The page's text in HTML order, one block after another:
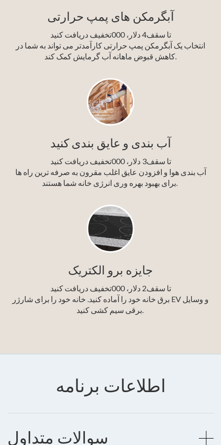
آبگرمکن های پمپ حرارتی
تا سقف4 دلار، 000تخفیف دریافت کنید
انتخاب یک آبگرمکن پمپ حرارتی کارآمدتر می تواند به شما در
آب بندی و عایق بندی کنید
تا سقف3 دلار، 000تخفیف دریافت کنید
آب بندی هوا و افزودن عایق اغلب مقرون به صرفه ترین راه ها
برای بهبود بهره وری انرژی خانه شما هستند.
جایزه برو الکتریک
تا سقف2 دلار، 000تخفیف دریافت کنید
برق خانه خود را آماده کنید. خانه خود را برای شارژر EV و وسایل
برقی سیم کشی کنید.
اطلاعات برنامه
سوالات متداول